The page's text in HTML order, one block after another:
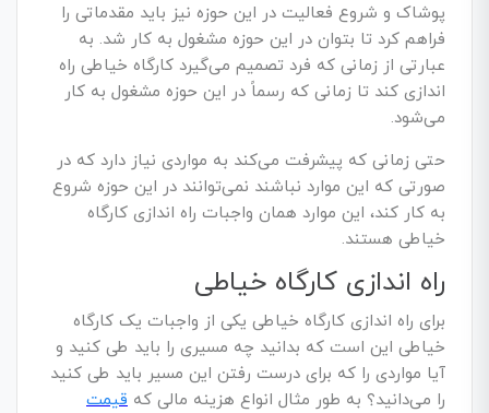
پوشاک و شروع فعالیت در این حوزه نیز باید مقدماتی را
فراهم کرد تا بتوان در این حوزه مشغول به کار شد. به
عبارتی از زمانی که فرد تصمیم می‌گیرد کارگاه خیاطی راه
اندازی کند تا زمانی که رسماً در این حوزه مشغول به کار
می‌شود.
حتی زمانی که پیشرفت می‌کند به مواردی نیاز دارد که در
صورتی که این موارد نباشند نمی‌توانند در این حوزه شروع
به کار کند، این موارد همان واجبات راه اندازی کارگاه
خیاطی هستند.
راه اندازی کارگاه خیاطی
برای راه اندازی کارگاه خیاطی یکی از واجبات یک کارگاه
خیاطی این است که بدانید چه مسیری را باید طی کنید و
آیا مواردی را که برای درست رفتن این مسیر باید طی کنید
را می‌دانید؟ به طور مثال انواع هزینه مالی که قیمت